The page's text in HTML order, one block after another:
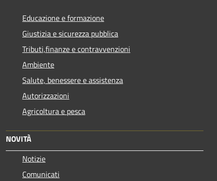
Educazione e formazione
Giustizia e sicurezza pubblica
Tributi,finanze e contravvenzioni
Ambiente
Salute, benessere e assistenza
Autorizzazioni
Agricoltura e pesca
NOVITÀ
Notizie
Comunicati